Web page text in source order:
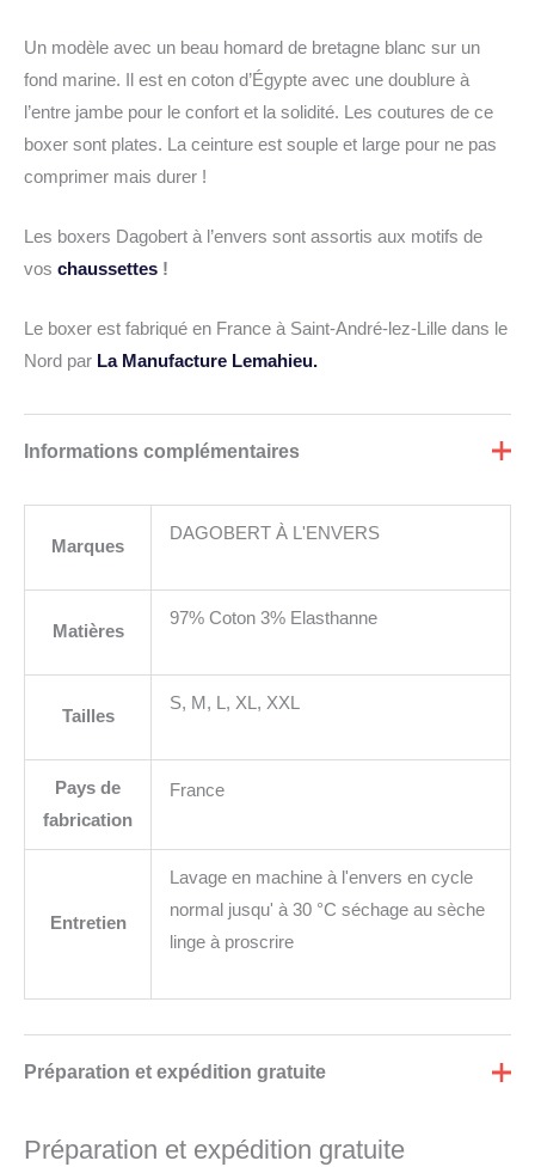
Un modèle avec un beau homard de bretagne blanc sur un
fond marine. Il est en coton d’Égypte avec une doublure à
l’entre jambe pour le confort et la solidité. Les coutures de ce
boxer sont plates. La ceinture est souple et large pour ne pas
comprimer mais durer !
Les boxers Dagobert à l’envers sont assortis aux motifs de
vos chaussettes !
Le boxer est fabriqué en France à Saint-André-lez-Lille dans le
Nord par La Manufacture Lemahieu.
Informations complémentaires
Marques
DAGOBERT À L'ENVERS
Matières
97% Coton 3% Elasthanne
Tailles
S, M, L, XL, XXL
Pays de
fabrication
France
Entretien
Lavage en machine à l'envers en cycle
normal jusqu' à 30 °C séchage au sèche
linge à proscrire
Préparation et expédition gratuite
Préparation et expédition gratuite